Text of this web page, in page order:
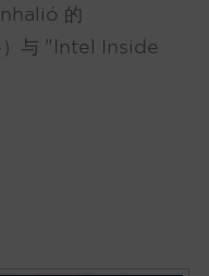
的
与 "Intel Inside